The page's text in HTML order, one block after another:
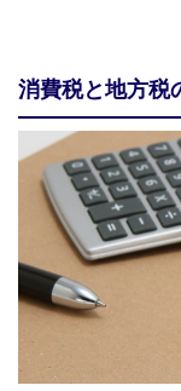
消費税と地方税